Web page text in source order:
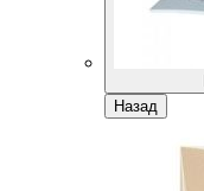
Назад